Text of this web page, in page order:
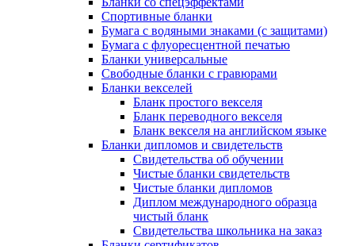
Спортивные бланки
Бумага с водяными знаками (с защитами)
Бумага с флуоресцентной печатью
Бланки универсальные
Свободные бланки с гравюрами
Бланки векселей
Бланк простого векселя
Бланк переводного векселя
Бланк векселя на английском языке
Бланки дипломов и свидетельств
Свидетельства об обучении
Чистые бланки свидетельств
Чистые бланки дипломов
Диплом международного образца
чистый бланк
Свидетельства школьника на заказ